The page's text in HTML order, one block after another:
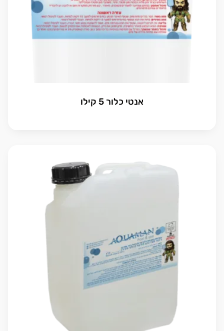
אנטי כלור 5 קילו